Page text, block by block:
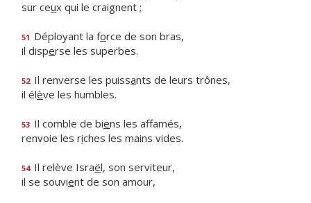
sur ceux qui le craignent ;
51 Déployant la force de son bras,
il disperse les superbes.
52 Il renverse les puissants de leurs trônes,
il élève les humbles.
53 Il comble de biens les affamés,
renvoie les riches les mains vides.
54 Il relève Israël, son serviteur,
il se souvient de son amour,